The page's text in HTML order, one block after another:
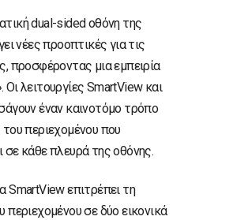
dual-sided οθόνη της
νέες προοπτικές για τις
προσφέροντας μια εμπειρία
Οι λειτουργίες SmartView και
έναν καινοτόμο τρόπο
του περιεχομένου που
σε κάθε πλευρά της οθόνης.
SmartView επιτρέπει τη
περιεχομένου σε δύο εικονικά